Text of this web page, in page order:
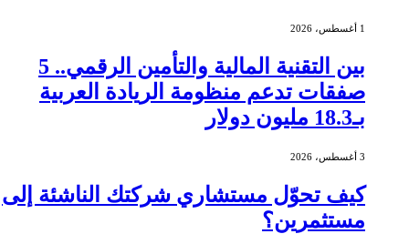
1 أغسطس، 2026
بين التقنية المالية والتأمين الرقمي.. 5
صفقات تدعم منظومة الريادة العربية
بـ18.3 مليون دولار
3 أغسطس، 2026
كيف تحوّل مستشاري شركتك الناشئة إلى
مستثمرين؟